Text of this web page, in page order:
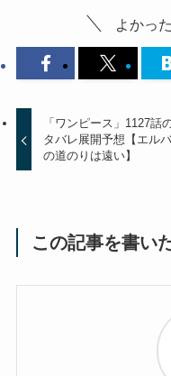
よかっ
「ワンピース」1127話
タバレ展開予想【エル
の道のりは遠い】
この記事を書い